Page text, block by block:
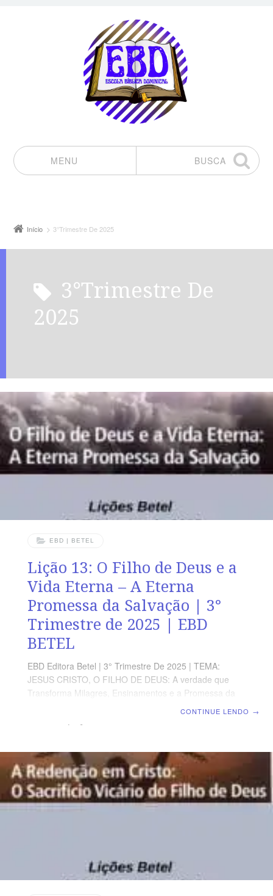
MENU
BUSCA
Início 3°Trimestre De 2025
3°Trimestre De
2025
EBD | BETEL
Lição 13: O Filho de Deus e a
Vida Eterna – A Eterna
Promessa da Salvação | 3°
Trimestre de 2025 | EBD
BETEL
EBD Editora Betel | 3° Trimestre De 2025 | TEMA:
JESUS CRISTO, O FILHO DE DEUS: A verdade que
Transforma Milagres, Ensinamentos e a Promessa da
deu também ao Filho ter a vida em si mesmo”, João
5.26. VERDADE APLICADA Permaneçamos em Cristo,
pois somente Ele tem as palavras de Vida Eterna.
OBJETIVOS
CONTINUE LENDO →